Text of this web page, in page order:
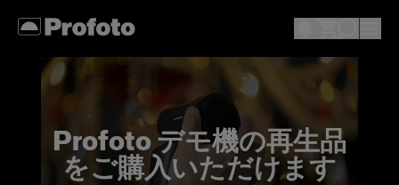
Profoto デモ機の再生品
をご購入いただけます